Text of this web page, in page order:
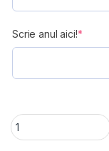
Scrie anul aici!*
Sorț